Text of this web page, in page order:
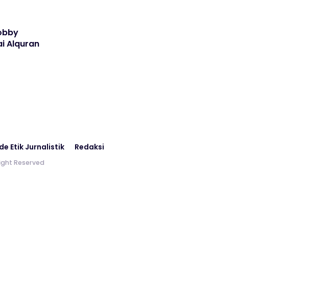
Alquran
Etik Jurnalistik Redaksi
Reserved